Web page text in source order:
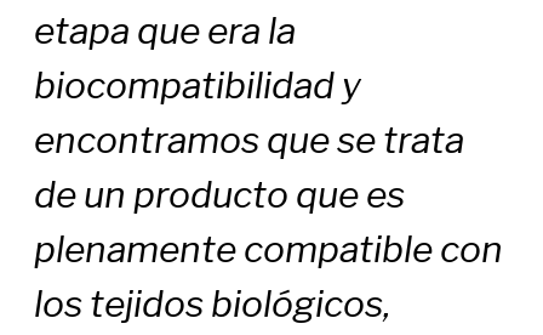
etapa que era la
biocompatibilidad y
encontramos que se trata
de un producto que es
plenamente compatible con
los tejidos biológicos,